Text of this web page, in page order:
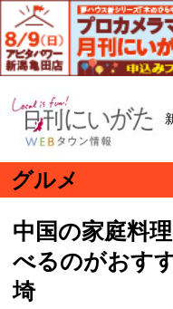
グルメ
中国の家庭料
べるのがおす
埼